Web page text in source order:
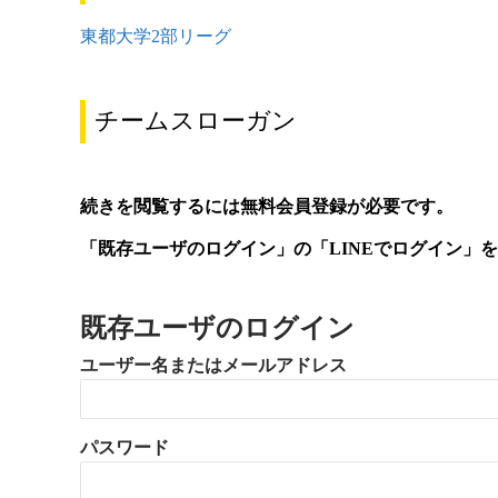
東都大学2部リーグ
チームスローガン
続きを閲覧するには無料会員登録が必要です。
「既存ユーザのログイン」の「LINEでログイン」
既存ユーザのログイン
ユーザー名またはメールアドレス
パスワード